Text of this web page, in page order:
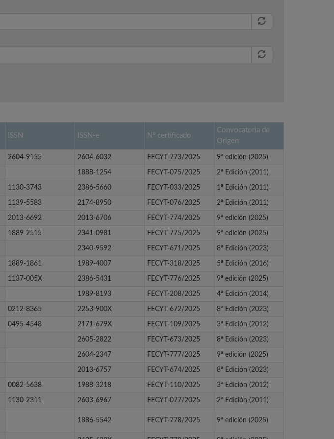
ISSN ISSN-e Nº certificado
Convocatoria de
Origen
2604-9155 2604-6032 FECYT-773/2025 9ª edición (2025)
1888-1254 FECYT-075/2025 2ª Edición (2011)
1130-3743 2386-5660 FECYT-033/2025 1ª Edición (2011)
1139-5583 2174-8950 FECYT-076/2025 2ª Edición (2011)
2013-6692 2013-6706 FECYT-774/2025 9ª edición (2025)
1889-2515 2341-0981 FECYT-775/2025 9ª edición (2025)
2340-9592 FECYT-671/2025 8ª Edición (2023)
1889-1861 1989-4007 FECYT-318/2025 5ª Edición (2016)
1137-005X 2386-5431 FECYT-776/2025 9ª edición (2025)
1989-8193 FECYT-208/2025 4ª Edición (2014)
0212-8365 2253-900X FECYT-672/2025 8ª Edición (2023)
0495-4548 2171-679X FECYT-109/2025 3ª Edición (2012)
2605-2822 FECYT-673/2025 8ª Edición (2023)
2604-2347 FECYT-777/2025 9ª edición (2025)
2013-6757 FECYT-674/2025 8ª Edición (2023)
0082-5638 1988-3218 FECYT-110/2025 3ª Edición (2012)
1130-2311 2603-6967 FECYT-077/2025 2ª Edición (2011)
1886-5542 FECYT-778/2025 9ª edición (2025)